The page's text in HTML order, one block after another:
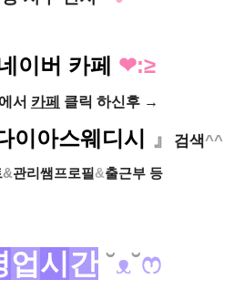
이버 카페 ❤:≥
서 카페 클릭 하신후 →
이아스웨디시 』 검색^^
&관리쌤프로필&출근부 등
업시간 ˘ᴥ˘ෆ